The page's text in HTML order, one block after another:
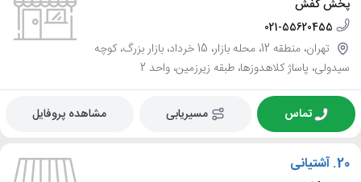
پخش کفش
021-55620455
تهران، منطقه 12، محله بازار، 15 خرداد، بازار بزرگ، کوچه
سیدولی، پاساژ کلاهدوزها، طبقه زیرزمین، واحد 2
تماس مسیریابی مشاهده پروفایل
20. آشتیانی